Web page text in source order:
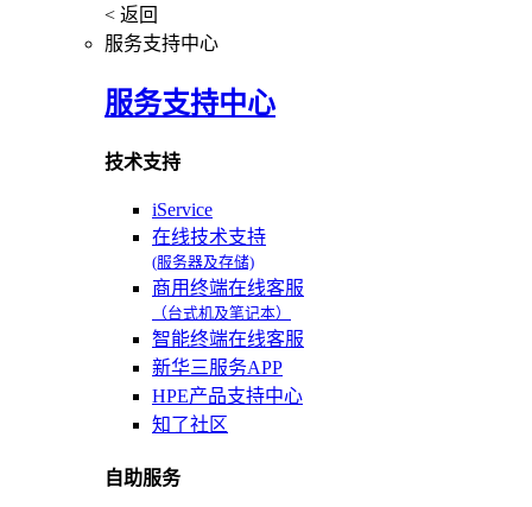
< 返回
服务支持中心
服务支持中心
技术支持
iService
在线技术支持
(服务器及存储)
商用终端在线客服
（台式机及笔记本）
智能终端在线客服
新华三服务APP
HPE产品支持中心
知了社区
自助服务